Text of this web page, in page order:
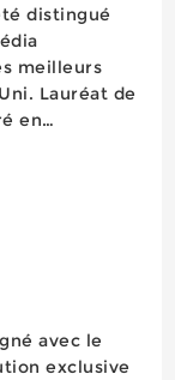
distingué
meilleurs
Lauréat de
en
avec le
exclusive